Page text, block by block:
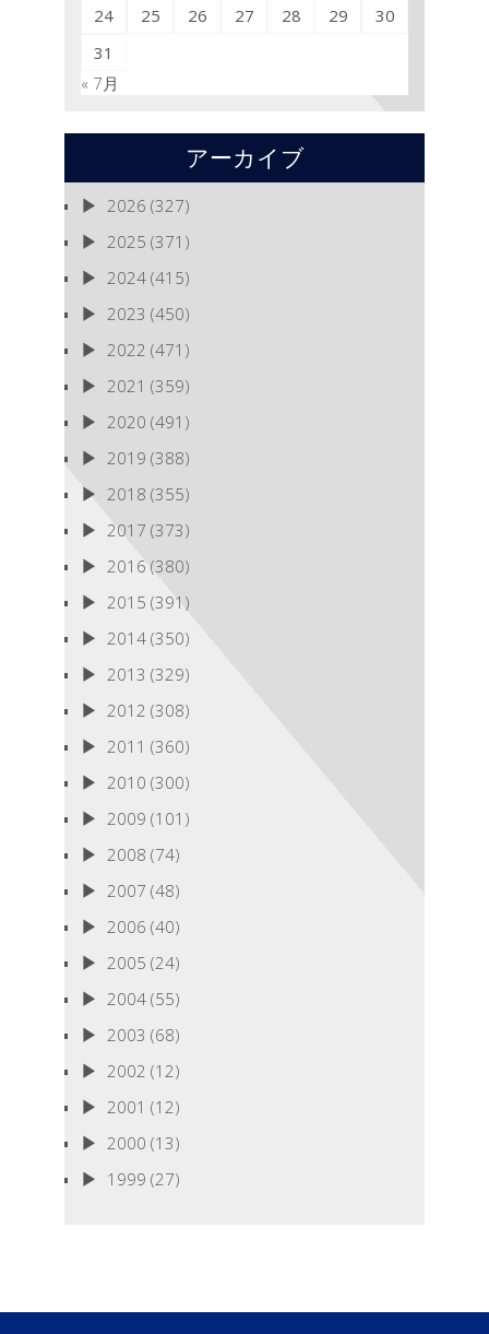
24 25 26 27 28 29
30
31
« 7月
アーカイブ
2026 (327)
2025 (371)
2024 (415)
2023 (450)
2022 (471)
2021 (359)
2020 (491)
2019 (388)
2018 (355)
2017 (373)
2016 (380)
2015 (391)
2014 (350)
2013 (329)
2012 (308)
2011 (360)
2010 (300)
2009 (101)
2008 (74)
2007 (48)
2006 (40)
2005 (24)
2004 (55)
2003 (68)
2002 (12)
2001 (12)
2000 (13)
1999 (27)